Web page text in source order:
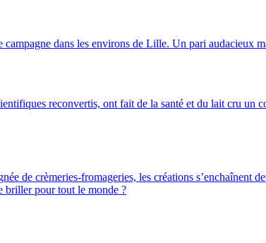
dans les environs de Lille. Un pari audacieux
reconvertis, ont fait de la santé et du lait cru un
de crèmeries-fromageries, les créations s’enchaînent
briller pour tout le monde ?